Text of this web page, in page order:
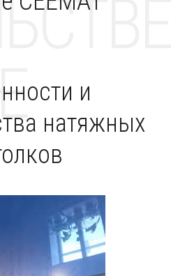
и
натяжных